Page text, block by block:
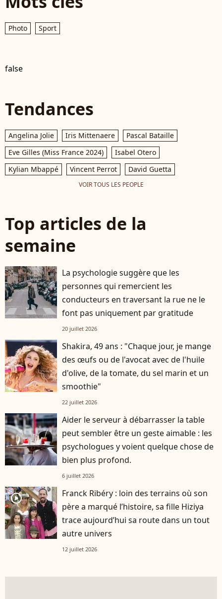
Photo Sport
false
Tendances
Angelina Jolie Iris Mittenaere
Pascal Bataille
Eve Gilles (Miss France 2024)
Isabel Otero
Kylian Mbappé
Vincent Perrot David Guetta
VOIR TOUS LES PEOPLE
Top articles de la
semaine
La psychologie suggère que les
personnes qui remercient les
conducteurs en traversant la rue ne le
font pas uniquement par gratitude
20 juillet 2026
Shakira, 49 ans : "Chaque jour, je mange
des œufs ou de l'avocat avec de l'huile
d'olive, de la tomate, du sel marin et un
smoothie"
22 juillet 2026
Aider le serveur à débarrasser la table
peut sembler être un geste aimable : les
psychologues y voient quelque chose de
bien plus profond.
6 juillet 2026
player2
Franck Ribéry : loin des terrains où son
père a marqué l’histoire, sa fille Hiziya
trace aujourd’hui sa route dans un tout
autre univers
12 juillet 2026